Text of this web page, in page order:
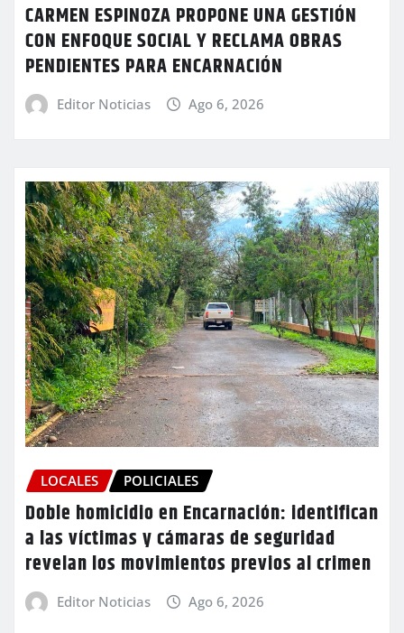
CARMEN ESPINOZA PROPONE UNA GESTIÓN
CON ENFOQUE SOCIAL Y RECLAMA OBRAS
PENDIENTES PARA ENCARNACIÓN
Editor Noticias Ago 6, 2026
LOCALES POLICIALES
Doble homicidio en Encarnación: identifican
a las víctimas y cámaras de seguridad
revelan los movimientos previos al crimen
Editor Noticias Ago 6, 2026